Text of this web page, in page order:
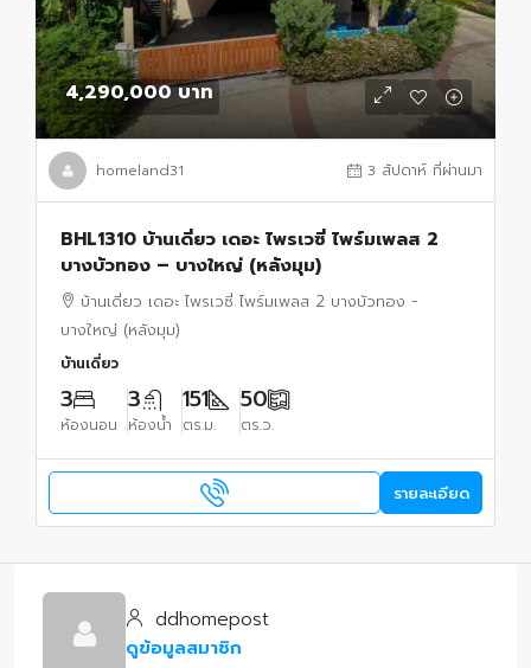
4,290,000 บาท
homeland31 3 สัปดาห์ ที่ผ่านมา
BHL1310 บ้านเดี่ยว เดอะ ไพรเวซี่ ไพร์มเพลส 2
บางบัวทอง – บางใหญ่ (หลังมุม)
บ้านเดี่ยว เดอะ ไพรเวซี่ ไพร์มเพลส 2 บางบัวทอง -
บางใหญ่ (หลังมุม)
บ้านเดี่ยว
3
ห้องนอน
3
ห้องน้ำ
151
ตร.ม.
50
ตร.ว.
รายละเอียด
ddhomepost
ดูข้อมูลสมาชิก